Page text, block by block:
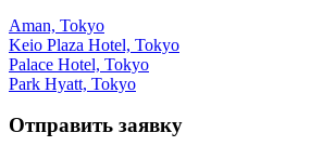
Aman, Tokyo
Keio Plaza Hotel, Tokyo
Palace Hotel, Tokyo
Park Hyatt, Tokyo
Отправить заявку